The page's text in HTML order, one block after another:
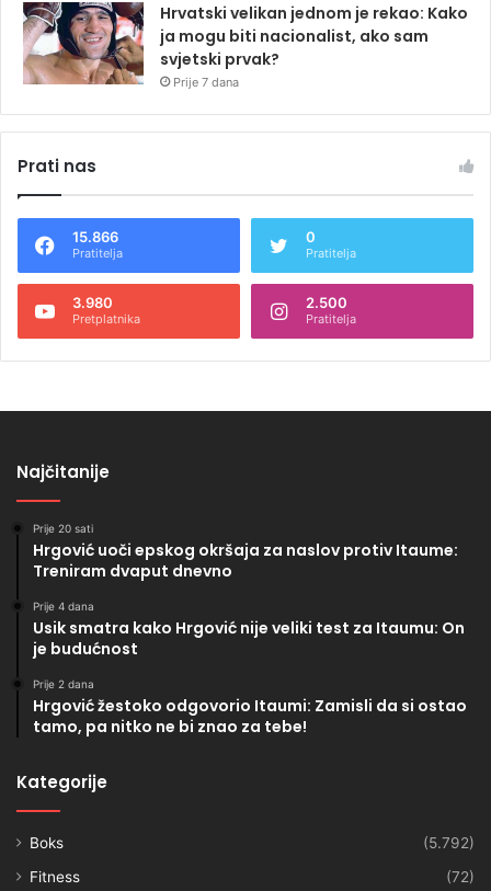
Hrvatski velikan jednom je rekao: Kako
ja mogu biti nacionalist, ako sam
svjetski prvak?
Prije 7 dana
Prati nas
15.866
Pratitelja
0
Pratitelja
3.980
Pretplatnika
2.500
Pratitelja
Najčitanije
Prije 20 sati
Hrgović uoči epskog okršaja za naslov protiv Itaume:
Treniram dvaput dnevno
Prije 4 dana
Usik smatra kako Hrgović nije veliki test za Itaumu: On
je budućnost
Prije 2 dana
Hrgović žestoko odgovorio Itaumi: Zamisli da si ostao
tamo, pa nitko ne bi znao za tebe!
Kategorije
Boks
(5.792)
Fitness
(72)